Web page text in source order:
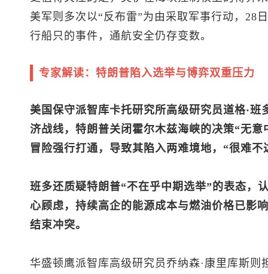
美军则多次以“反布雷”为由采取军事行动，28
行船只的事件，通航安全仍存变数。
专家解读：特朗普陷入选举与博弈双重压力
美国保守派智库卡托研究所高级研究员道格·
济战线，特朗普关闭霍尔木兹海峡的决策“无
冒险强行打通，导致其陷入两难境地，“很难
班多还质疑特朗普“不在乎中期选举”的表态，
心顾虑，持续高企的能源成本与燃油价格已影
结束冲突。
华盛顿鹰派智库高级研究员乔纳森·康里库斯